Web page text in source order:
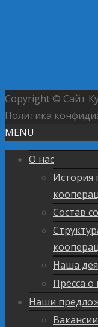
Copyright © Сайт
Политика
MENU
О нас
История
Состав
Наша
Пресса о
Наши
Вакансии